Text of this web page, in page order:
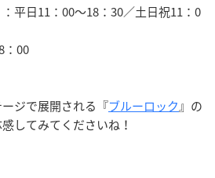
平日11：00〜18：30／土日祝11：0
：00
ジで展開される『ブルーロック』の
してみてくださいね！